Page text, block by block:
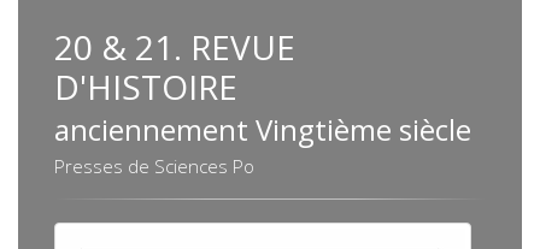
20 & 21. REVUE
D'HISTOIRE
anciennement Vingtième siècle
Presses de Sciences Po